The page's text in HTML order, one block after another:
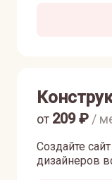
Создайте
дизайнеров
от 209₽ /